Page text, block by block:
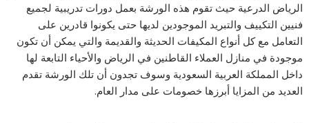
الرياض الدرعية حيث تقوم هذه الورشة بعمل دورات تدريبية لجميع
فنيين التكييف والتبريد الموجودين لديها حتى يكونوا قادرين على
التعامل مع كل أنواع المكيفات الحديثة والقديمة والتي يمكن أن تكون
موجودة في منازل العملاء القاطنين في الرياض والأحياء التابعة لها
داخل المملكة العربية السعودية وسوف تجدون أن تلك الورشة تقدم
العديد من المزايا أبرزها خصومات على مدار العام.